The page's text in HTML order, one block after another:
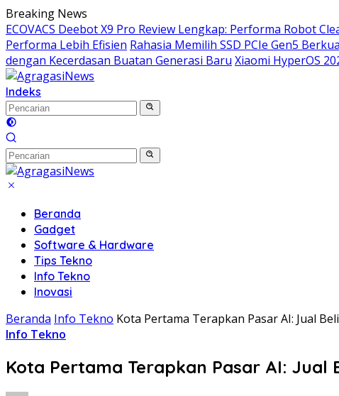
Langsung
ke
konten
Breaking News
ECOVACS Deebot X9 Pro Review Lengkap: Performa Robot
Performa Lebih Efisien Rahasia Memilih SSD PCIe Gen5
dengan Kecerdasan Buatan Generasi Baru Xiaomi HyperOS
Indeks
Beranda
Gadget
Software & Hardware
Tips Tekno
Info Tekno
Inovasi
Beranda Info Tekno Kota Pertama Terapkan Pasar AI: Jual
Info Tekno
Kota Pertama Terapkan Pasar AI: Jual